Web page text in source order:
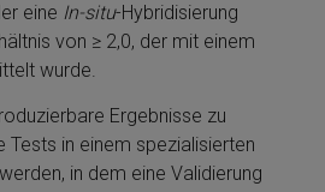
eine In-situ-Hybridisierung
von ≥ 2,0, der mit ei­nem
wurde.
Ergebnisse zu
Tests in ei­nem spezialisierten
in dem eine Validierung